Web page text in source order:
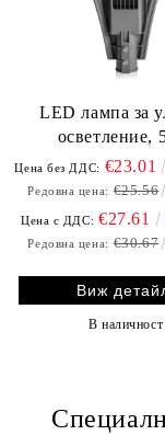
LED лампа за
осветление,
Цена без ДДС: €23.01
Редовна цена: €25.56
Цена с ДДС: €27.61
Редовна цена: €30.67
Виж
В наличност